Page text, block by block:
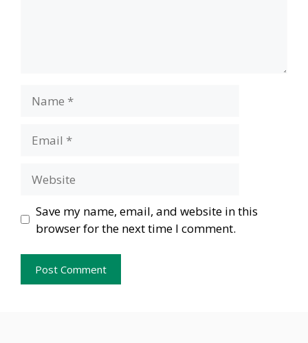
Save my name, email, and website in this
browser for the next time I comment.